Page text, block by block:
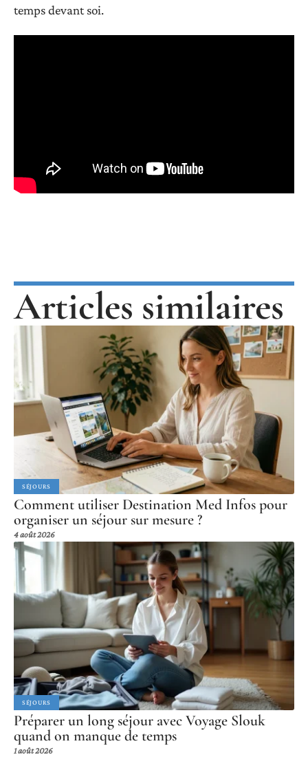
temps devant soi.
Articles similaires
SÉJOURS
Comment utiliser Destination Med Infos pour
organiser un séjour sur mesure ?
4 août 2026
SÉJOURS
Préparer un long séjour avec Voyage Slouk
quand on manque de temps
1 août 2026